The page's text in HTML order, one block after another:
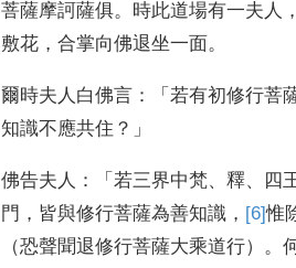
菩薩摩訶薩俱。 時此道場有一夫人
敷花 ，合掌向佛退坐一面。
爾時夫人白佛言 ：「若有初修行菩
知識不應共住 ？」
佛告夫人 ：「若三界中梵、釋、
四
門 ， 皆與修行菩薩為善知識 ， [6]惟
（恐聲聞退修行菩薩大乘道行） 。